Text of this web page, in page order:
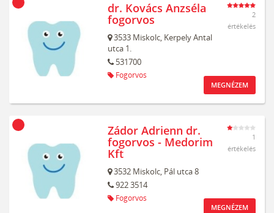
dr. Kovács Anzséla
fogorvos
3533 Miskolc, Kerpely Antal
utca 1.
531700
Fogorvos
2
értékelés
MEGNÉZEM
Zádor Adrienn dr.
fogorvos - Medorim
Kft
3532 Miskolc, Pál utca 8
922 3514
Fogorvos
1
értékelés
MEGNÉZEM